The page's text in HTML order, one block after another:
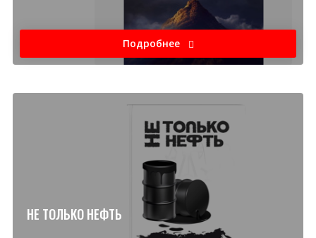
Подробнее
НЕ ТОЛЬКО НЕФТЬ